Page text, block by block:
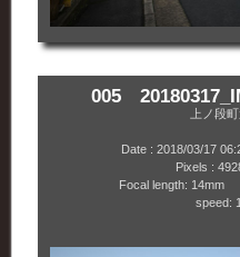
005
上ノ段
Date : 2018/03/17
Pixels :
Focal length: 14mm
speed: